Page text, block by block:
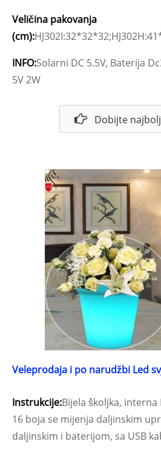
Veličina pakovanja
(cm):
INFO:Solarni DC 5.5V, Baterija
5V 2W
Dobijte
Veleprodaja i po narudžbi Led
Instrukcije:Bijela školjka, interna
16 boja se mijenja daljinskim
daljinskim i baterijom, sa USB